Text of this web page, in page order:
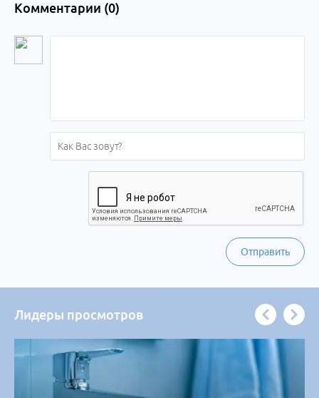
Комментарии (0)
Отправить
Лидеры просмотров